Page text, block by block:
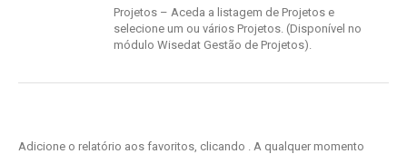
Projetos – Aceda a listagem de Projetos e
selecione um ou vários Projetos. (Disponível no
módulo Wisedat Gestão de Projetos).
Adicione o relatório aos favoritos, clicando . A qualquer momento